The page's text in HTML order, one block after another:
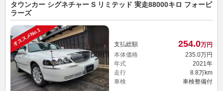
タウンカー シグネチャー S リミテッド 実走88000キロ フォーピ
ラーズ
オススメNo.1 支払総額 254.0万円
本体価格
235.0万円
年式
2021年
走行
8.8万km
車検
車検整備付